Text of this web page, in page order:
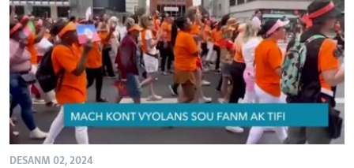
Languages
DESANM 02, 2024